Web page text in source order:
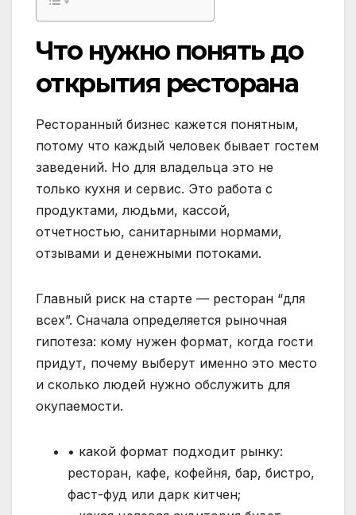
Что нужно понять до
открытия ресторана
Ресторанный бизнес кажется понятным,
потому что каждый человек бывает гостем
заведений. Но для владельца это не
только кухня и сервис. Это работа с
продуктами, людьми, кассой,
отчетностью, санитарными нормами,
отзывами и денежными потоками.
Главный риск на старте — ресторан “для
всех”. Сначала определяется рыночная
гипотеза: кому нужен формат, когда гости
придут, почему выберут именно это место
и сколько людей нужно обслужить для
окупаемости.
• какой формат подходит рынку:
ресторан, кафе, кофейня, бар, бистро,
фаст-фуд или дарк китчен;